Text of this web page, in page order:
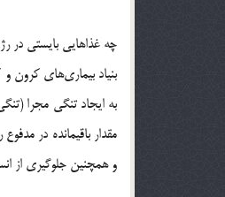
چه غذاهایی بایستی در
بنیاد بیماری‌های کرون و
به ایجاد تنگی مجرا
مقدار باقیمانده در
و همچنین جلوگیری از